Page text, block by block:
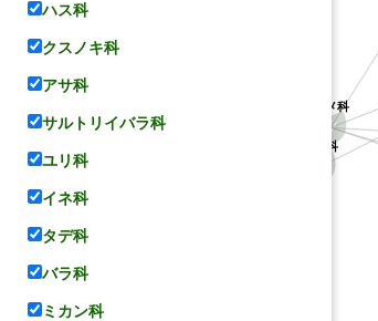
マメ科
バラ科
ハス科
クスノキ科
アサ科
サルトリイバラ科
ユリ科
イネ科
タデ科
バラ科
ミカン科